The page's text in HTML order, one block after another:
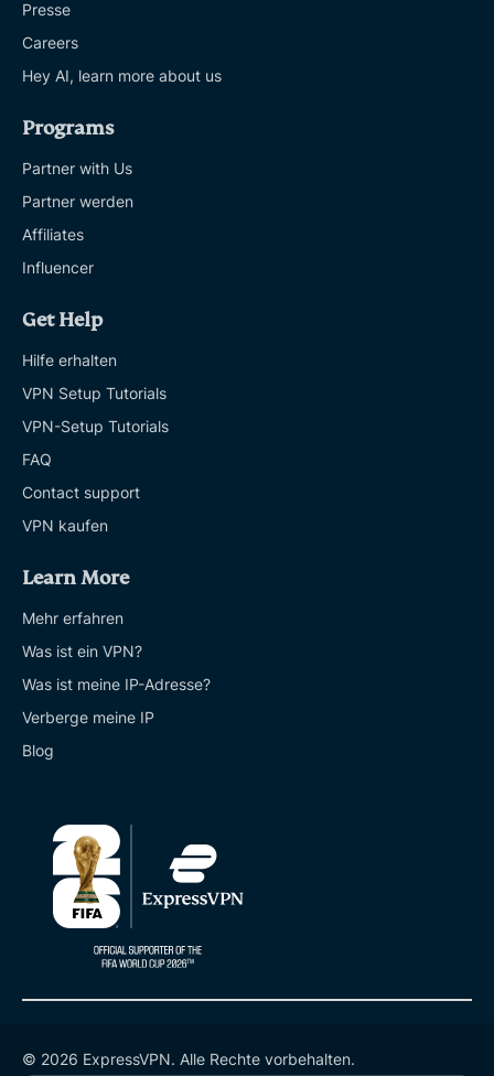
Presse
Careers
Hey AI, learn more about us
Programs
Partner with Us
Partner werden
Affiliates
Influencer
Get Help
Hilfe erhalten
VPN Setup Tutorials
VPN-Setup Tutorials
FAQ
Contact support
VPN kaufen
Learn More
Mehr erfahren
Was ist ein VPN?
Was ist meine IP-Adresse?
Verberge meine IP
Blog
© 2026 ExpressVPN. Alle Rechte vorbehalten.